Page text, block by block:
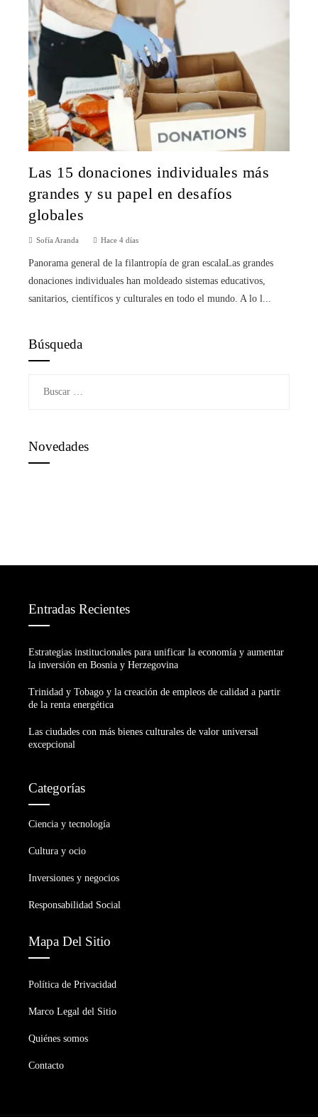
Las 15 donaciones individuales más
grandes y su papel en desafíos
globales
Sofía Aranda Hace 4 días
Panorama general de la filantropía de gran escalaLas grandes
donaciones individuales han moldeado sistemas educativos,
sanitarios, científicos y culturales en todo el mundo. A lo l...
Búsqueda
Novedades
Entradas Recientes
Estrategias institucionales para unificar la economía y aumentar
la inversión en Bosnia y Herzegovina
Trinidad y Tobago y la creación de empleos de calidad a partir
de la renta energética
Las ciudades con más bienes culturales de valor universal
excepcional
Categorías
Ciencia y tecnología
Cultura y ocio
Inversiones y negocios
Responsabilidad Social
Mapa Del Sitio
Política de Privacidad
Marco Legal del Sitio
Quiénes somos
Contacto